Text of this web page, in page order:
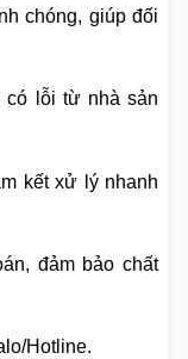
chóng, giúp đối
có lỗi từ nhà sản
kết xử lý nhanh
đảm bảo chất
Hotline.